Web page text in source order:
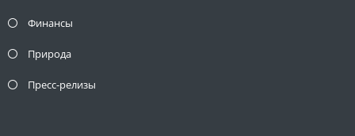
Финансы
Природа
Пресс-релизы